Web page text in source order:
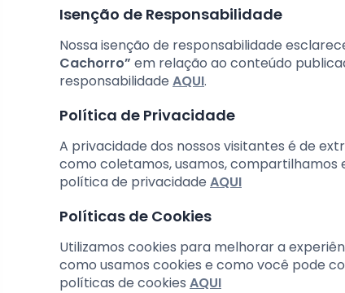
Isenção de Responsabilidade
Nossa isenção de responsabilidade
Cachorro” em relação ao conteúdo
responsabilidade AQUI.
Política de Privacidade
A privacidade dos nossos visitantes é de
como coletamos, usamos, compartilhamos
política de privacidade AQUI
Políticas de Cookies
Utilizamos cookies para melhorar a
como usamos cookies e como você pode
políticas de cookies AQUI